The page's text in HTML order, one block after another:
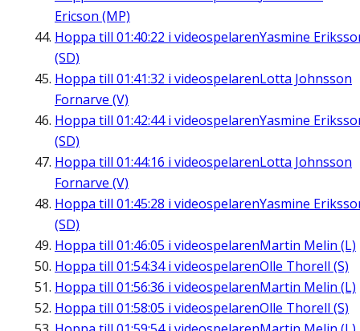
Ericson (MP)
Hoppa till 01:40:22 i videospelarenYasmine
(SD)
Hoppa till 01:41:32 i videospelarenLotta Johnsson
Fornarve (V)
Hoppa till 01:42:44i videospelarenYasmine
(SD)
Hoppa till 01:44:16 i videospelarenLotta Johnsson
Fornarve (V)
Hoppa till 01:45:28 i videospelarenYasmine
(SD)
Hoppa till 01:46:05 i videospelarenMartin Melin (L)
Hoppa till 01:54:34i videospelarenOlle Thorell (S)
Hoppa till 01:56:36 i videospelarenMartin Melin (L)
Hoppa till 01:58:05 i videospelarenOlle Thorell (S)